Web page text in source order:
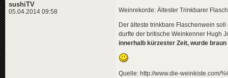
sushiTV
05.04.2014 09:58 Weinrekorde: Ältester Trinkbarer
Der älteste trinkbare Flaschenwein
durfte der britische Weinkenner Hugh
innerhalb kürzester Zeit, wurde
Quelle: http://www.die-weinkiste.com/